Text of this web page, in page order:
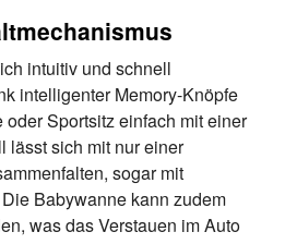
intuitiv und schnell
intelligenter Memory-Knöpfe
Sportsitz einfach mit einer
lässt sich mit nur einer
sogar mit
Babywanne kann zudem
was das Verstauen im Auto